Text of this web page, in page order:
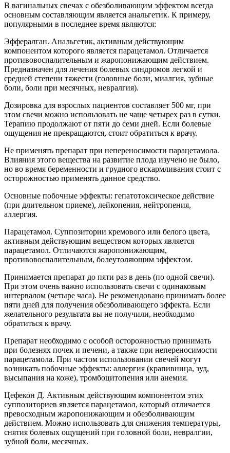
В вагинальных свечах с обезболивающим эффектом всегда
основным составляющим является анальгетик. К примеру,
популярными в последнее время являются:
Эффералган. Анальгетик, активным действующим
компонентом которого является парацетамол. Отличается
противовоспалительным и жаропонижающим действием.
Предназначен для лечения болевых синдромов легкой и
средней степени тяжести (головные боли, миалгия, зубные
боли, боли при месячных, невралгия).
Дозировка для взрослых пациентов составляет 500 мг, при
этом свечи можно использовать не чаще четырех раз в сутки.
Терапию продолжают от пяти до семи дней. Если болевые
ощущения не прекращаются, стоит обратиться к врачу.
Не применять препарат при непереносимости парацетамола.
Влияния этого вещества на развитие плода изучено не было,
но во время беременности и грудного вскармливания стоит с
осторожностью применять данное средство.
Основные побочные эффекты: гепатотоксическое действие
(при длительном приеме), лейкопения, нейтропения,
аллергия.
Парацетамол. Суппозитории кремового или белого цвета,
активным действующим веществом которых является
парацетамол. Отличаются жаропонижающим,
противовоспалительным, болеутоляющим эффектом.
Принимается препарат до пяти раз в день (по одной свечи).
При этом очень важно использовать свечи с одинаковым
интервалом (четыре часа). Не рекомендовано принимать более
пяти дней для получения обезболивающего эффекта. Если
желательного результата вы не получили, необходимо
обратиться к врачу.
Препарат необходимо с особой осторожностью принимать
при болезнях почек и печени, а также при непереносимости
парацетамола. При частом использовании свечей могут
возникать побочные эффекты: аллергия (крапивница, зуд,
высыпания на коже), тромбоцитопения или анемия.
Цефекон Д. Активным действующим компонентом этих
суппозиториев является парацетамол, который отличается
превосходным жаропонижающим и обезболивающим
действием. Можно использовать для снижения температуры,
снятия болевых ощущений при головной боли, невралгии,
зубной боли, месячных.